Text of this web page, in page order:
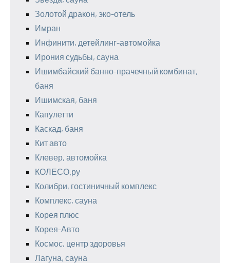
Золотой дракон, эко-отель
Имран
Инфинити, детейлинг-автомойка
Ирония судьбы, сауна
Ишимбайский банно-прачечный комбинат,
баня
Ишимская, баня
Капулетти
Каскад, баня
Кит авто
Клевер, автомойка
КОЛЕСО.ру
Колибри, гостиничный комплекс
Комплекс, сауна
Корея плюс
Корея-Авто
Космос, центр здоровья
Лагуна, сауна